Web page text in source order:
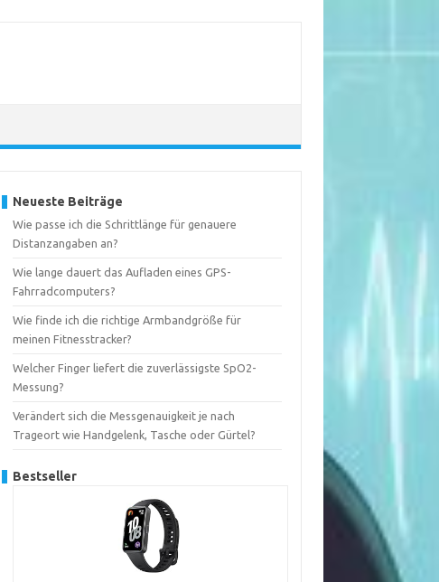
Neueste Beiträge
Wie passe ich die Schrittlänge für genauere
Distanzangaben an?
Wie lange dauert das Aufladen eines GPS-
Fahrradcomputers?
Wie finde ich die richtige Armbandgröße für
meinen Fitnesstracker?
Welcher Finger liefert die zuverlässigste SpO2-
Messung?
Verändert sich die Messgenauigkeit je nach
Trageort wie Handgelenk, Tasche oder Gürtel?
Bestseller